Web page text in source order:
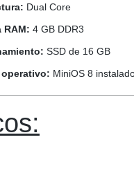
Dual Core
RAM: 4 GB DDR3
SSD de 16 GB
MiniOS 8